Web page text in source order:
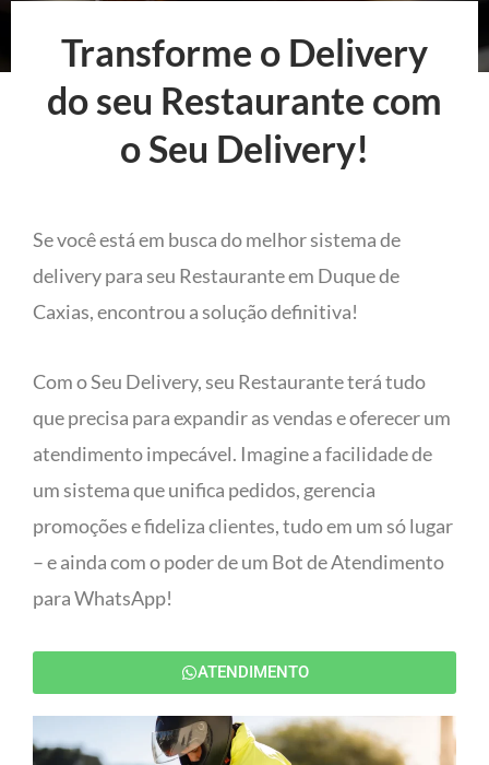
Transforme o Delivery
do seu Restaurante com
o Seu Delivery!
Se você está em busca do melhor sistema de
delivery para seu Restaurante em Duque de
Caxias, encontrou a solução definitiva!
Com o Seu Delivery, seu Restaurante terá tudo
que precisa para expandir as vendas e oferecer um
atendimento impecável. Imagine a facilidade de
um sistema que unifica pedidos, gerencia
promoções e fideliza clientes, tudo em um só lugar
– e ainda com o poder de um Bot de Atendimento
para WhatsApp!
ATENDIMENTO